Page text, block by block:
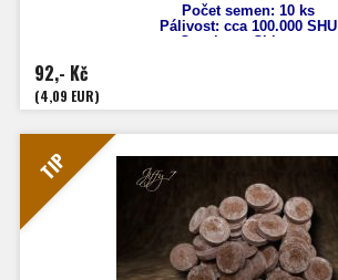
Počet semen: 10 ks
Pálivost: cca 100.000 SHU
Capsicum Chinense
92,- Kč
(4,09 EUR)
TIP